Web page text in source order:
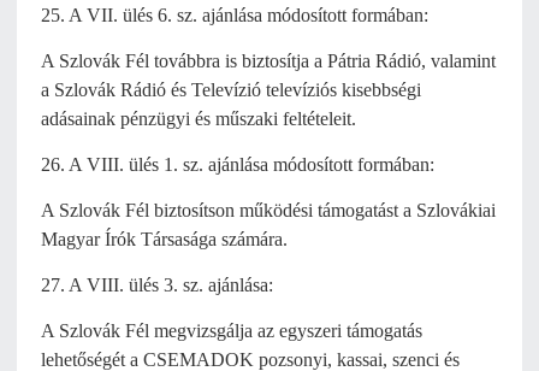
25. A VII. ülés 6. sz. ajánlása módosított formában:
A Szlovák Fél továbbra is biztosítja a Pátria Rádió, valamint
a Szlovák Rádió és Televízió televíziós kisebbségi
adásainak pénzügyi és műszaki feltételeit.
26. A VIII. ülés 1. sz. ajánlása módosított formában:
A Szlovák Fél biztosítson működési támogatást a Szlovákiai
Magyar Írók Társasága számára.
27. A VIII. ülés 3. sz. ajánlása:
A Szlovák Fél megvizsgálja az egyszeri támogatás
lehetőségét a CSEMADOK pozsonyi, kassai, szenci és